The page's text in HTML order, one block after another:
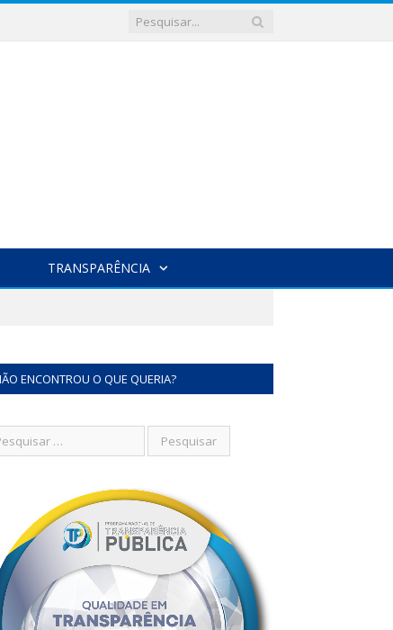
TRANSPARÊNCIA
ENCONTROU O QUE QUERIA?